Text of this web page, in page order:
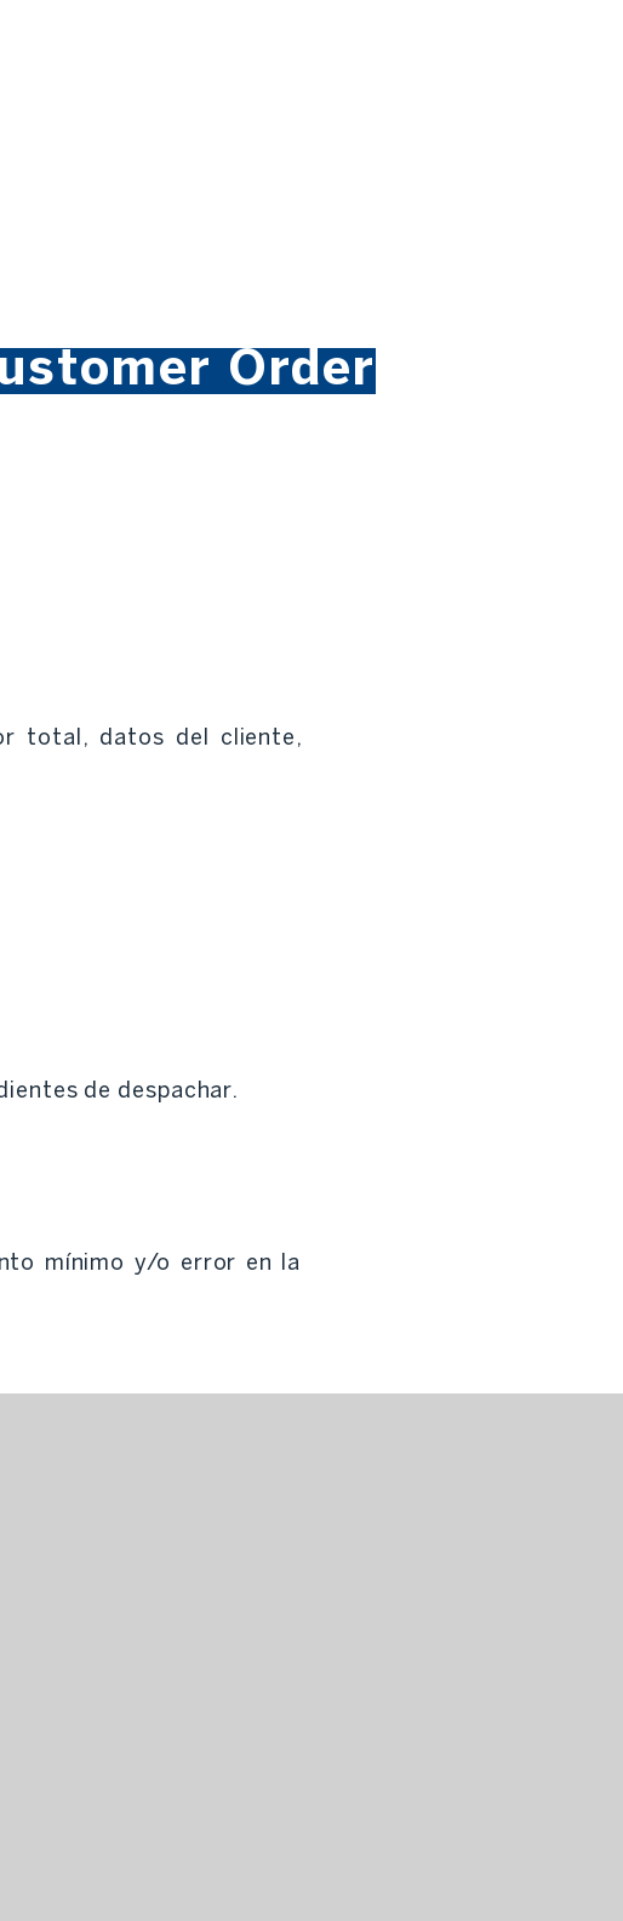
Order
total, datos del cliente,
de despachar.
mínimo y/o error en la